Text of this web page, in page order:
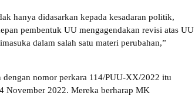
hanya didasarkan kepada kesadaran politik,
pembentuk UU mengagendakan revisi atas UU
dalam salah satu materi perubahan,”
dengan nomor perkara 114/PUU-XX/2022 itu
November 2022. Mereka berharap MK